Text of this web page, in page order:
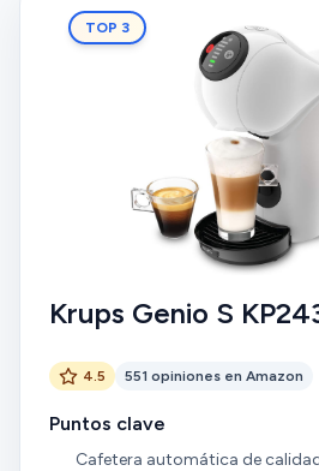
TOP 3
Krups Genio S
4.5 551 opiniones en Amazon
Puntos clave
Cafetera automática de